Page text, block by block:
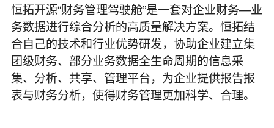
恒拓开源“财务管理驾驶舱”是一套对企业财务—业
务数据进行综合分析的高质量解决方案。恒拓结
合自己的技术和行业优势研发，协助企业建立集
团级财务、部分业务数据全生命周期的信息采
集、分析、共享、管理平台，为企业提供报告报
表与财务分析，使得财务管理更加科学、合理。